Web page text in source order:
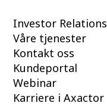
Investor Relations
Våre tjenester
Kontakt oss
Kundeportal
Webinar
Karriere i Axactor